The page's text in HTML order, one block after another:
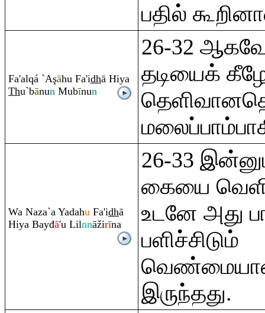
பதில்
Fa'alqá `Aşāhu Fa'idhā Hiya
Thu`bānun Mubīnun
26-32
தடியைக்
Wa Naza`a Yadahu Fa'idhā
Hiya Bayđā'u Lilnnāžirīna
26-33
கையை
உடனே அது
பளிச்சிடும்
இருந்தது.